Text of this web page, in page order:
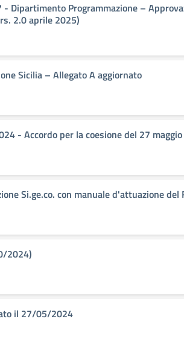
Dipartimento Programmazione –
2.0 aprile 2025)
Sicilia – Allegato A aggiornato
- Accordo per la coesione del 27
Si.ge.co. con manuale d'attuazione del
2024)
il 27/05/2024